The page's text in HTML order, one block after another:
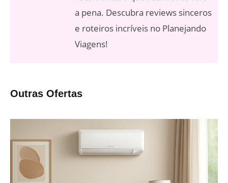
a pena. Descubra reviews sinceros
e roteiros incríveis no Planejando
Viagens!
Outras Ofertas